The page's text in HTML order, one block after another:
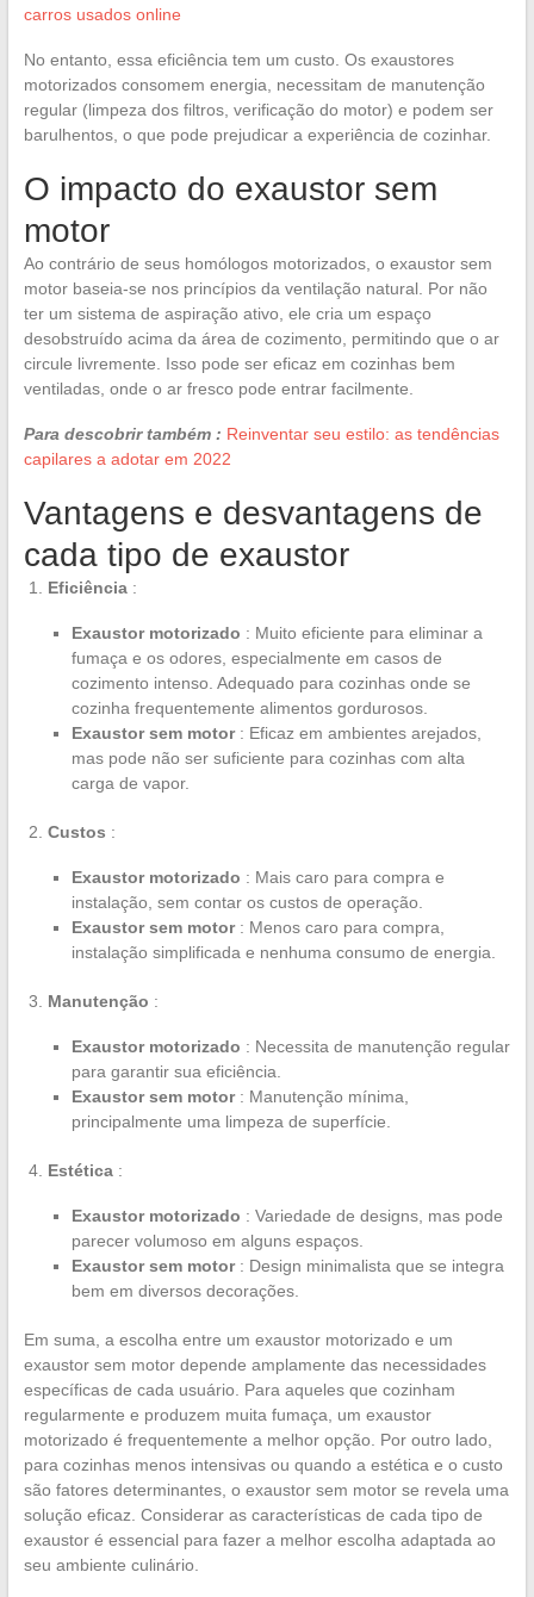
carros usados online
No entanto, essa eficiência tem um custo. Os exaustores
motorizados consomem energia, necessitam de manutenção
regular (limpeza dos filtros, verificação do motor) e podem ser
barulhentos, o que pode prejudicar a experiência de cozinhar.
O impacto do exaustor sem
motor
Ao contrário de seus homólogos motorizados, o exaustor sem
motor baseia-se nos princípios da ventilação natural. Por não
ter um sistema de aspiração ativo, ele cria um espaço
desobstruído acima da área de cozimento, permitindo que o ar
circule livremente. Isso pode ser eficaz em cozinhas bem
ventiladas, onde o ar fresco pode entrar facilmente.
Para descobrir também : Reinventar seu estilo: as tendências
capilares a adotar em 2022
Vantagens e desvantagens de
cada tipo de exaustor
Eficiência:
Exaustor motorizado : Muito eficiente para eliminar a
fumaça e os odores, especialmente em casos de
cozimento intenso. Adequado para cozinhas onde se
cozinha frequentemente alimentos gordurosos.
Exaustor sem motor: Eficaz em ambientes arejados,
mas pode não ser suficiente para cozinhas com alta
carga de vapor.
Custos :
Exaustor motorizado : Mais caro para compra e
instalação, sem contar os custos de operação.
Exaustor sem motor: Menos caro para compra,
instalação simplificada e nenhuma consumo de energia.
Manutenção :
Exaustor motorizado : Necessita de manutenção regular
para garantir sua eficiência.
Exaustor sem motor: Manutenção mínima,
principalmente uma limpeza de superfície.
Estética:
Exaustor motorizado : Variedade de designs, mas pode
parecer volumoso em alguns espaços.
Exaustor sem motor: Design minimalista que se integra
bem em diversos decorações.
Em suma, a escolha entre um exaustor motorizado e um
exaustor sem motor depende amplamente das necessidades
específicas de cada usuário. Para aqueles que cozinham
regularmente e produzem muita fumaça, um exaustor
motorizado é frequentemente a melhor opção. Por outro lado,
para cozinhas menos intensivas ou quando a estética e o custo
são fatores determinantes, o exaustor sem motor se revela uma
solução eficaz. Considerar as características de cada tipo de
exaustor é essencial para fazer a melhor escolha adaptada ao
seu ambiente culinário.